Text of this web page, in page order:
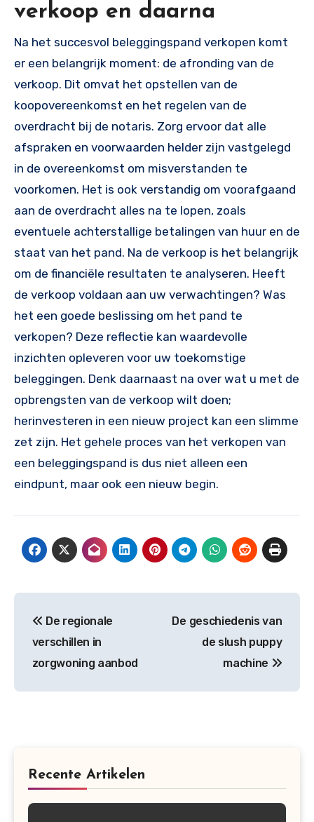
verkoop en daarna
Na het succesvol beleggingspand verkopen komt
er een belangrijk moment: de afronding van de
verkoop. Dit omvat het opstellen van de
koopovereenkomst en het regelen van de
overdracht bij de notaris. Zorg ervoor dat alle
afspraken en voorwaarden helder zijn vastgelegd
in de overeenkomst om misverstanden te
voorkomen. Het is ook verstandig om voorafgaand
aan de overdracht alles na te lopen, zoals
eventuele achterstallige betalingen van huur en de
staat van het pand. Na de verkoop is het belangrijk
om de financiële resultaten te analyseren. Heeft
de verkoop voldaan aan uw verwachtingen? Was
het een goede beslissing om het pand te
verkopen? Deze reflectie kan waardevolle
inzichten opleveren voor uw toekomstige
beleggingen. Denk daarnaast na over wat u met de
opbrengsten van de verkoop wilt doen;
herinvesteren in een nieuw project kan een slimme
zet zijn. Het gehele proces van het verkopen van
een beleggingspand is dus niet alleen een
eindpunt, maar ook een nieuw begin.
navigation
De regionale
verschillen in
zorgwoning aanbod
De geschiedenis van
de slush puppy
machine
Recente Artikelen